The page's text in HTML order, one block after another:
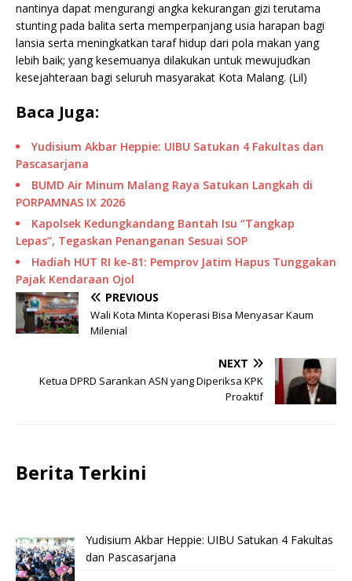
nantinya dapat mengurangi angka kekurangan gizi terutama
stunting pada balita serta memperpanjang usia harapan bagi
lansia serta meningkatkan taraf hidup dari pola makan yang
lebih baik; yang kesemuanya dilakukan untuk mewujudkan
kesejahteraan bagi seluruh masyarakat Kota Malang. (Lil)
Baca Juga:
Yudisium Akbar Heppie: UIBU Satukan 4 Fakultas dan
Pascasarjana
BUMD Air Minum Malang Raya Satukan Langkah di
PORPAMNAS IX 2026
Kapolsek Kedungkandang Bantah Isu “Tangkap
Lepas”, Tegaskan Penanganan Sesuai SOP
Hadiah HUT RI ke-81: Pemprov Jatim Hapus Tunggakan
Pajak Kendaraan Ojol
PREVIOUS
Wali Kota Minta Koperasi Bisa Menyasar Kaum
Milenial
NEXT
Ketua DPRD Sarankan ASN yang Diperiksa KPK
Proaktif
Berita Terkini
Yudisium Akbar Heppie: UIBU Satukan 4 Fakultas
dan Pascasarjana